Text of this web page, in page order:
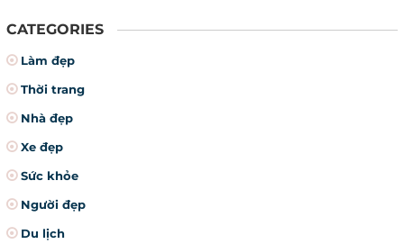
CATEGORIES
Làm đẹp
Thời trang
Nhà đẹp
Xe đẹp
Sức khỏe
Người đẹp
Du lịch